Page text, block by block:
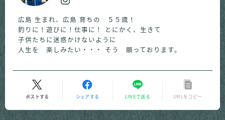
広島 生まれ、広島 育ちの ５５歳！
釣りに！遊びに！仕事に！ とにかく、生きて
子供たちに迷惑かけないように
人生を 楽しみたい・・・ そう 願っております。
ポストする シェアする LINEで送る URLをコピー